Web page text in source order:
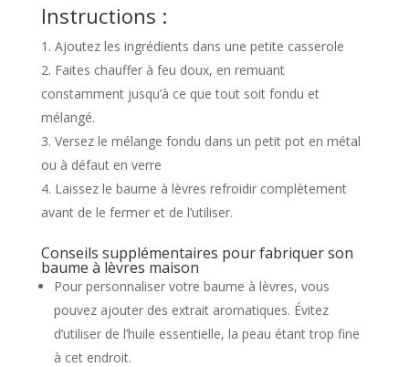
Instructions :
Ajoutez les ingrédients dans une petite casserole
Faites chauffer à feu doux, en remuant
constamment jusqu’à ce que tout soit fondu et
mélangé.
Versez le mélange fondu dans un petit pot en métal
ou à défaut en verre
Laissez le baume à lèvres refroidir complètement
avant de le fermer et de l’utiliser.
Conseils supplémentaires pour fabriquer son
baume à lèvres maison
Pour personnaliser votre baume à lèvres, vous
pouvez ajouter des extrait aromatiques. Évitez
d’utiliser de l’huile essentielle, la peau étant trop fine
à cet endroit.